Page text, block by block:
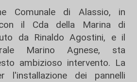
Comunale di Alassio, in
con il Cda della Marina di
da Rinaldo Agostini, e il
Marino Agnese, sta
ambizioso intervento. La
l'installazione dei pannelli